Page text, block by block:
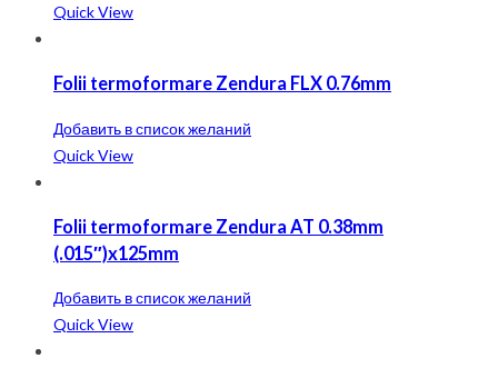
Quick View
Folii termoformare Zendura FLX 0.76mm
Добавить в список желаний
Quick View
Folii termoformare Zendura AT 0.38mm
(.015″)x125mm
Добавить в список желаний
Quick View